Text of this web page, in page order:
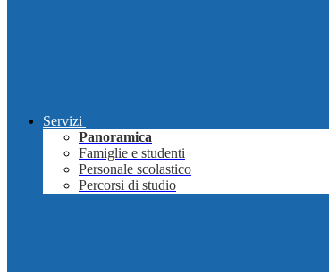
Servizi
Panoramica
Famiglie e studenti
Personale scolastico
Percorsi di studio